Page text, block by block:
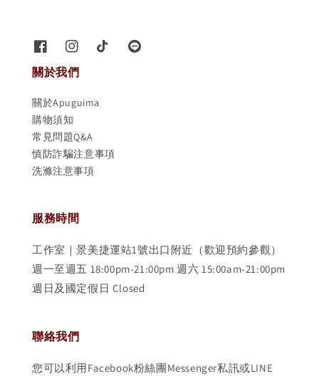
關於我們
關於Apuguima
購物須知
常見問題Q&A
慎防詐騙注意事項
洗滌注意事項
服務時間
工作室｜景美捷運站1號出口附近（歡迎預約參觀）
週一至週五 18:00pm-21:00pm 週六 15:00am-21:00pm
週日及國定假日 Closed
聯絡我們
您可以利用Facebook粉絲團Messenger私訊或LINE